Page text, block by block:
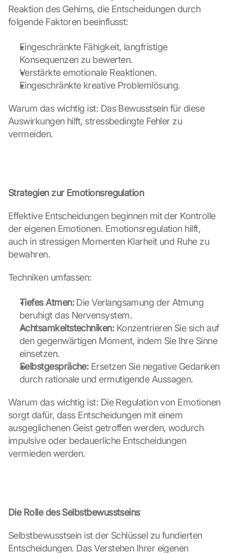
Reaktion des Gehirns, die Entscheidungen durch
folgende Faktoren beeinflusst:
Eingeschränkte Fähigkeit, langfristige
Konsequenzen zu bewerten.
Verstärkte emotionale Reaktionen.
Eingeschränkte kreative Problemlösung.
Warum das wichtig ist: Das Bewusstsein für diese
Auswirkungen hilft, stressbedingte Fehler zu
vermeiden.
Strategien zur Emotionsregulation
Effektive Entscheidungen beginnen mit der Kontrolle
der eigenen Emotionen. Emotionsregulation hilft,
auch in stressigen Momenten Klarheit und Ruhe zu
bewahren.
Techniken umfassen:
Tiefes Atmen: Die Verlangsamung der Atmung
beruhigt das Nervensystem.
Achtsamkeitstechniken: Konzentrieren Sie sich auf
den gegenwärtigen Moment, indem Sie Ihre Sinne
einsetzen.
Selbstgespräche: Ersetzen Sie negative Gedanken
durch rationale und ermutigende Aussagen.
Warum das wichtig ist: Die Regulation von Emotionen
sorgt dafür, dass Entscheidungen mit einem
ausgeglichenen Geist getroffen werden, wodurch
impulsive oder bedauerliche Entscheidungen
vermieden werden.
Die Rolle des Selbstbewusstseins
Selbstbewusstsein ist der Schlüssel zu fundierten
e
l
e
n
:
D
r
K
e
a
d
s
n
c
h
u
t
z
i
r
m
s
t
S
e
d